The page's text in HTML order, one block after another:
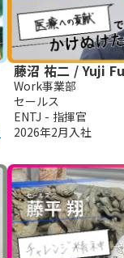
藤沼 祐二 / Yuji
Work事業部
セールス
ENTJ - 指揮官
2026年2月入社